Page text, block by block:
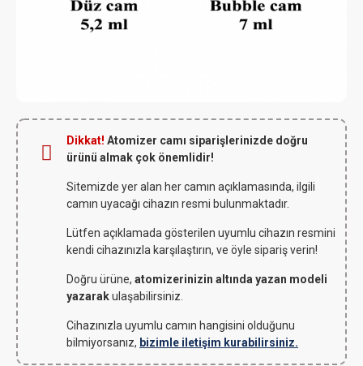
Dikkat! Atomizer camı siparişlerinizde doğru
ürünü almak çok önemlidir!
Sitemizde yer alan her camın açıklamasında, ilgili
camın uyacağı cihazın resmi bulunmaktadır.
Lütfen açıklamada gösterilen uyumlu cihazın resmini
kendi cihazınızla karşılaştırın, ve öyle sipariş verin!
Doğru ürüne, atomizerinizin altında yazan modeli
yazarakulaşabilirsiniz.
Cihazınızla uyumlu camın hangisini olduğunu
bilmiyorsanız, bizimle iletişim kurabilirsiniz.